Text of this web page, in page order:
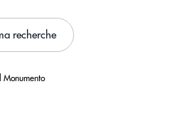
recherche
Monumento